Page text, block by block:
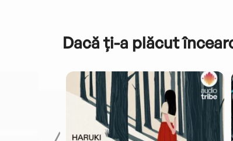
Dacă ți-a plăcut